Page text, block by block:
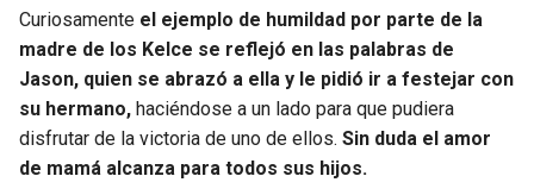
Curiosamente el ejemplo de humildad por parte de la
madre de los Kelce se reflejó en las palabras de
Jason, quien se abrazó a ella y le pidió ir a festejar con
su hermano, haciéndose a un lado para que pudiera
disfrutar de la victoria de uno de ellos. Sin duda el amor
de mamá alcanza para todos sus hijos.